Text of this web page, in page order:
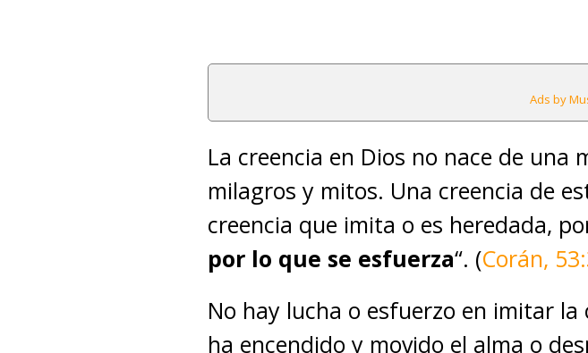
Ads by
La creencia en Dios no nace de
milagros y mitos. Una creencia de
creencia que imita o es heredada,
por lo que se esfuerza“. (Corán,
No hay lucha o esfuerzo en imitar
ha encendido y movido el alma o